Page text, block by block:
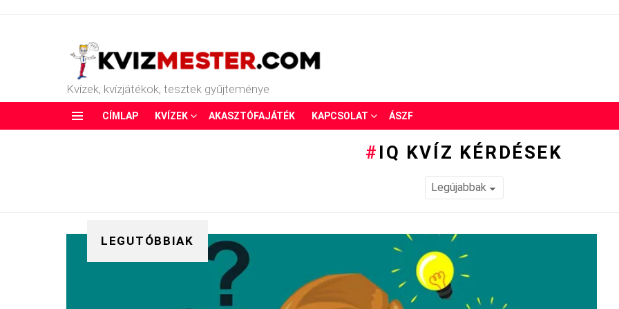
Kvízek, kvízjátékok, tesztek gyűjteménye
CÍMLAP KVÍZEK AKASZTÓFAJÁTÉK KAPCSOLAT ÁSZF
IQ KVÍZ KÉRDÉSEK
LEGUTÓBBIAK